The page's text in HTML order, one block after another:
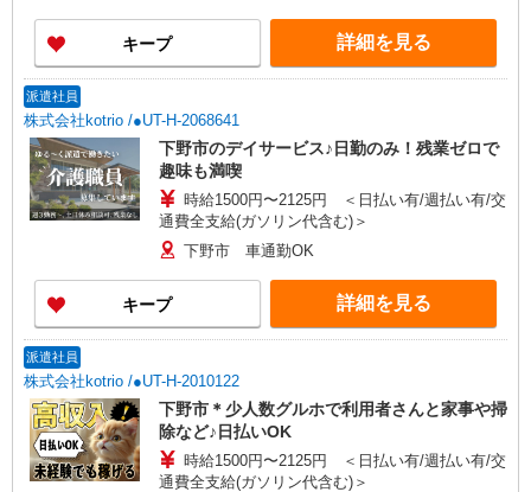
キープ 詳細を見る
派遣社員
株式会社kotrio /●UT-H-2068641
下野市のデイサービス♪日勤のみ！残業ゼロで
趣味も満喫
時給1500円〜2125円 ＜日払い有/週払い有/交
通費全支給(ガソリン代含む)＞
下野市 車通勤OK
キープ 詳細を見る
派遣社員
株式会社kotrio /●UT-H-2010122
下野市＊少人数グルホで利用者さんと家事や掃
除など♪日払いOK
時給1500円〜2125円 ＜日払い有/週払い有/交
通費全支給(ガソリン代含む)＞